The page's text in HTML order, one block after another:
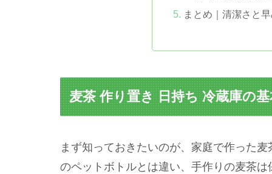
まとめ｜清潔さと
麦茶 作り置き 日持ち 冷蔵庫の
まず知っておきたいのが、家庭で作った
のペットボトルとは違い、手作りの麦茶